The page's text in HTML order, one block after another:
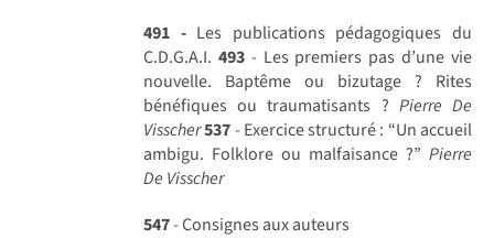
491 -Les publications pédagogiques du
C.D.G.A.I. 493- Les premiers pas d’une vie
nouvelle. Baptême ou bizutage ? Rites
bénéfiques ou traumatisants ? Pierre De
Visscher537- Exercice structuré : “Un accueil
ambigu. Folklore ou malfaisance ?” Pierre
De Visscher
547- Consignes aux auteurs